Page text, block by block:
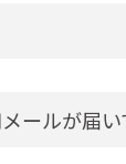
ールが届い